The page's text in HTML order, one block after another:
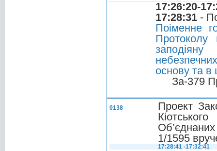
17:26:20-
17:28:31 -
Поіменне
Протоколу
основу та в
За-379
0138
Проект
1/1595
17:28:41 -17:32:41